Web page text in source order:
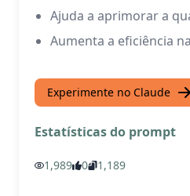
Ajuda a aprimorar a
Aumenta a eficiência
Experimente no Claude
Estatísticas do prompt
1,989 0 1,189